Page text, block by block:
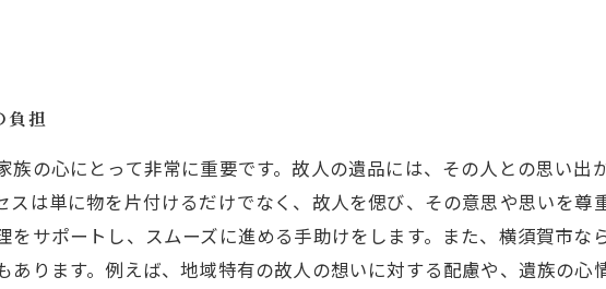
負担
の心にとって非常に重要です。故人の遺品には、その人との思い出
スは単に物を片付けるだけでなく、故人を偲び、その意思や思いを尊
をサポートし、スムーズに進める手助けをします。また、横須賀市な
ります。例えば、地域特有の故人の想いに対する配慮や、遺族の心